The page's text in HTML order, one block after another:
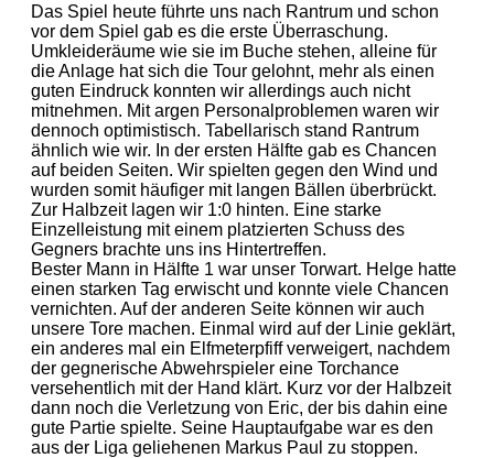
Das Spiel heute führte uns nach Rantrum und schon
vor dem Spiel gab es die erste Überraschung.
Umkleideräume wie sie im Buche stehen, alleine für
die Anlage hat sich die Tour gelohnt, mehr als einen
guten Eindruck konnten wir allerdings auch nicht
mitnehmen. Mit argen Personalproblemen waren wir
dennoch optimistisch. Tabellarisch stand Rantrum
ähnlich wie wir. In der ersten Hälfte gab es Chancen
auf beiden Seiten. Wir spielten gegen den Wind und
wurden somit häufiger mit langen Bällen überbrückt.
Zur Halbzeit lagen wir 1:0 hinten. Eine starke
Einzelleistung mit einem platzierten Schuss des
Gegners brachte uns ins Hintertreffen.
Bester Mann in Hälfte 1 war unser Torwart. Helge hatte
einen starken Tag erwischt und konnte viele Chancen
vernichten. Auf der anderen Seite können wir auch
unsere Tore machen. Einmal wird auf der Linie geklärt,
ein anderes mal ein Elfmeterpfiff verweigert, nachdem
der gegnerische Abwehrspieler eine Torchance
versehentlich mit der Hand klärt. Kurz vor der Halbzeit
dann noch die Verletzung von Eric, der bis dahin eine
gute Partie spielte. Seine Hauptaufgabe war es den
aus der Liga geliehenen Markus Paul zu stoppen.